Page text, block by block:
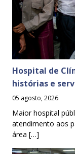
Hospital de
histórias e
05 agosto, 2026
Maior hospital
atendimento aos
área […]